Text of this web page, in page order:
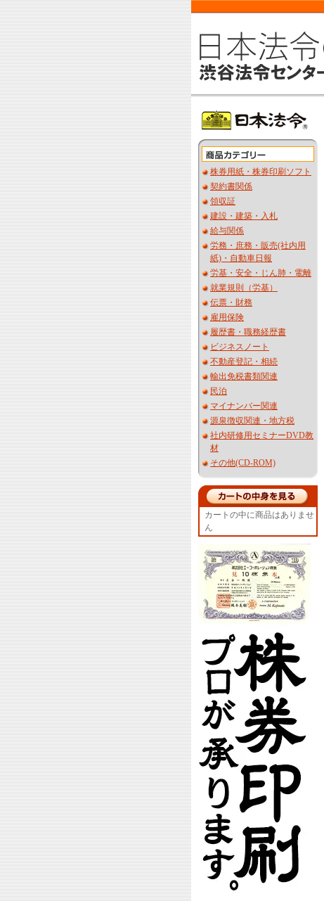
株券用紙・株券印刷ソフト
契約書関係
領収証
建設・建築・入札
給与関係
労務・庶務・販売(社内用
紙)・自動車日報
労基・安全・じん肺・電離
就業規則（労基）
伝票・財務
雇用保険
履歴書・職務経歴書
ビジネスノート
不動産登記・相続
輸出免税書類関連
民泊
マイナンバー関連
源泉徴収関連・地方税
社内研修用セミナーDVD教
材
その他(CD-ROM)
カートの中に商品はありませ
ん